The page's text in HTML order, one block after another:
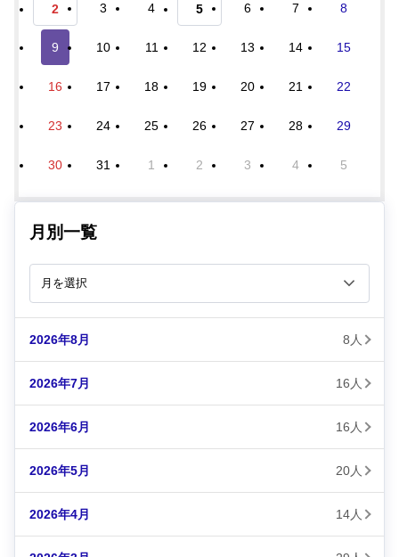
2 3 4 5 6 7 8
9 10 11 12 13 14 15
16 17 18 19 20 21 22
23 24 25 26 27 28 29
30 31 1 2 3 4 5
月別一覧
2026年8月 8人
2026年7月 16人
2026年6月 16人
2026年5月 20人
2026年4月 14人